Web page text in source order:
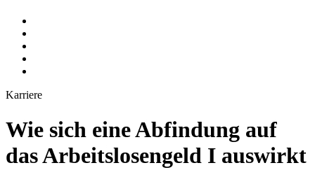
Karriere
Wie sich eine Abfindung auf
das Arbeitslosengeld I auswirkt